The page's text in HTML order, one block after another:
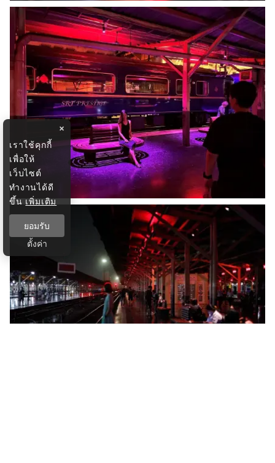
×
เราใช้คุกกี้
เพื่อให้
เว็บไซต์
ทำงานได้ดี
ขึ้นเพิ่มเติม
ยอมรับ
ตั้งค่า